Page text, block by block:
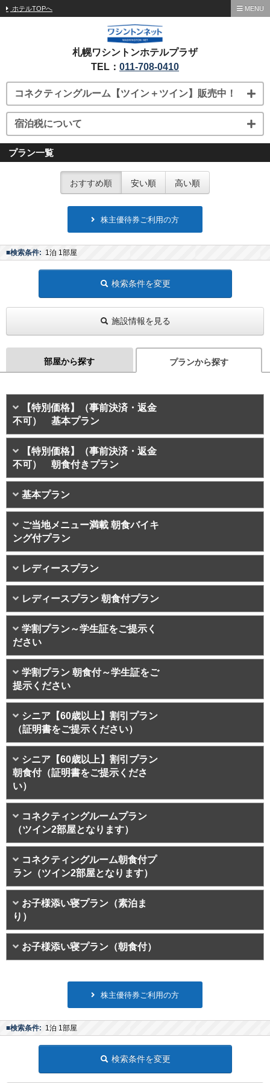
ホテルTOPへ MENU
札幌ワシントンホテルプラザ
TEL： 011-708-0410
コネクティングルーム【ツイン＋ツイン】販売中！
宿泊税について
プラン一覧
おすすめ順 安い順 高い順
株主優待券ご利用の方
■検索条件: 1泊 1部屋
検索条件を変更
施設情報を見る
部屋から探す プランから探す
【特別価格】（事前決済・返金
不可） 基本プラン
【特別価格】（事前決済・返金
不可） 朝食付きプラン
基本プラン
ご当地メニュー満載 朝食バイキ
ング付プラン
レディースプラン
レディースプラン 朝食付プラン
学割プラン～学生証をご提示く
ださい
学割プラン 朝食付～学生証をご
提示ください
シニア【60歳以上】割引プラン
（証明書をご提示ください）
シニア【60歳以上】割引プラン
朝食付（証明書をご提示くださ
い）
コネクティングルームプラン
（ツイン2部屋となります）
コネクティングルーム朝食付プ
ラン（ツイン2部屋となります）
お子様添い寝プラン（素泊ま
り）
お子様添い寝プラン（朝食付）
株主優待券ご利用の方
■検索条件: 1泊 1部屋
検索条件を変更